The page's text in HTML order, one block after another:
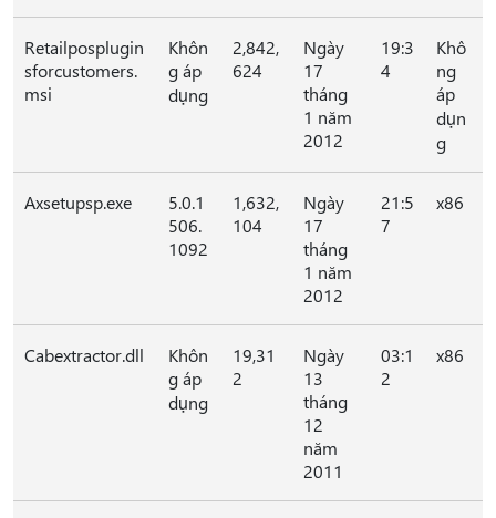
Retailposplugin
sforcustomers.
msi
Khôn
g áp
dụng
2,842,
624
Ngày
17
tháng
1 năm
2012
19:3
4
Khô
ng
áp
dụn
g
Axsetupsp.exe
5.0.1
506.
1092
1,632,
104
Ngày
17
tháng
1 năm
2012
21:5
7
x86
Cabextractor.dll
Khôn
g áp
dụng
19,31
2
Ngày
13
tháng
12
năm
2011
03:1
2
x86